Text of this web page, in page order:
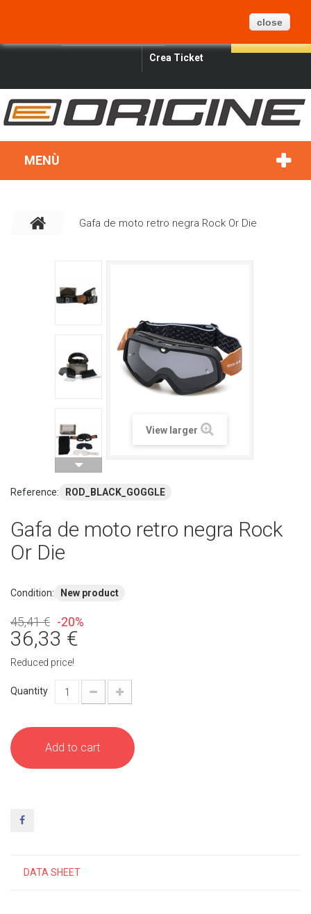
CARRELLO
0
Crea Ticket
MENÙ
Gafa de moto retro negra Rock Or Die
View larger
Reference: ROD_BLACK_GOGGLE
Gafa de moto retro negra Rock
Or Die
Condition: New product
45,41 € -20%
36,33 €
Reduced price!
Quantity
Add to cart
DATA SHEET
close